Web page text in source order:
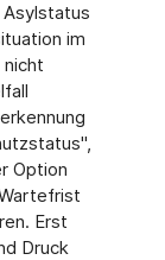
im
nicht
Option
Erst
Druck